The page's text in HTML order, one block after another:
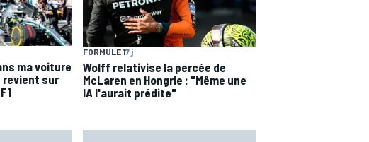
ma voiture
revient sur
FORMULE 17 j
Wolff relativise la percée de
McLaren en Hongrie : "Même une
IA l'aurait prédite"